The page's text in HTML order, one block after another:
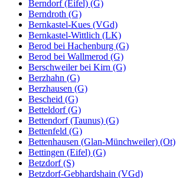
Berndorf (Eifel) (G)
Berndroth (G)
Bernkastel-Kues (VGd)
Bernkastel-Wittlich (LK)
Berod bei Hachenburg (G)
Berod bei Wallmerod (G)
Berschweiler bei Kirn (G)
Berzhahn (G)
Berzhausen (G)
Bescheid (G)
Betteldorf (G)
Bettendorf (Taunus) (G)
Bettenfeld (G)
Bettenhausen (Glan-Münchweiler) (Ot)
Bettingen (Eifel) (G)
Betzdorf (S)
Betzdorf-Gebhardshain (VGd)